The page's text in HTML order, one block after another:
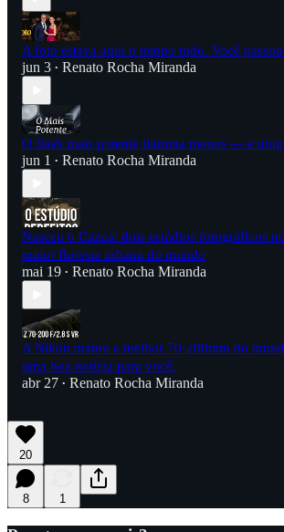
A foto estava aqui o tempo todo. Você
jun 3 • Renato Rocha Miranda
O flash mais potente ilumina menos — e
jun 1 • Renato Rocha Miranda
Nasceu o Cazuá: dois estúdios fotográficos
maior floresta urbana do mundo
mai 19 • Renato Rocha Miranda
A Nikon matou a melhor 70-200mm do
uma boa notícia para você.
abr 27 • Renato Rocha Miranda
20
8 1